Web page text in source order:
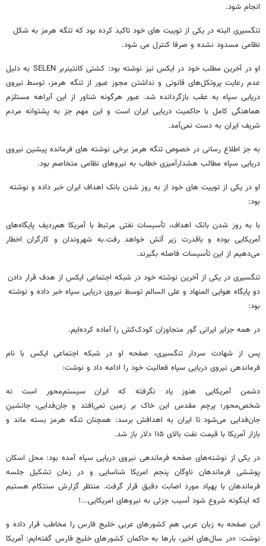
انجام شود.
تنگسیری البته در یکی از توییت های خود تاکید کرده بود که تنگه هرمز به شکل
نظامی مسدود نشده و صرفا کنترل می شود.
او در آخرین مطلب خود در ایکس نیز نوشته بود: کشتی کانتینربر SELEN به دلیل
عدم رعایت پروتکل‌های قانونی و نداشتن مجوز عبور از تنگه هرمز، توسط نیروی
دریایی سپاه به عقب بازگردانده شد. عبور هرگونه شناور از این آبراهه مستلزم
هماهنگی کامل با حاکمیت دریایی ایران است و این مهم جز به پشتوانه مردم
شریف ایران به دست نمی‌آمد.
به جز اطلاع رسانی در خصوص تنگه هرمز برخی نوشته های فرمانده پیشین نیروی
دریایی سپاه مطالب هشدارآمیزی خطاب به نیروهای نظامی متخاصم بود.
او در یکی از توییت های خود از به روز شدن بانک اهداف ایران خبر داده و نوشته
بود:
با به روز شدن بانک اهداف، تأسیسات نفتی مرتبط با آمریکا هم‌ردیف پایگاه‌های
آمریکایی بوده و باقدرت زیر آتش خواهد رفت.به شهروندان و کارگران اخطار
می‌دهیم از این تأسیسات فاصله بگیرند.
تنگسیری در یکی از آخرین نوشته خود در شبکه اجتماعی ایکس از هدف قرار دادن
دو پایگاه هوایی المنهاد و علی السالم توسط نیروی دریایی سپاه خبر داده و نوشته
بود:
در همه جزایر ایرانی ‎گور متجاوزان کودک‌کش را آماده کرده‌ایم.
پس از شهادت سردار تنگسیری، صفحه او در شبکه اجتماعی ایکس با نام
فرماندهی نیروی دریایی سپاه فعالیت خود را ادامه داد و نوشت:
دشمن آمریکایی‌ هنوز یاد نگرفته که ایران سیستم‌محور است نه
شخص‌محور؛ پرچم مقدس این خاک بر زمین نمی‌افتد و جان‌فدایی، جانشینِ
جان‌فدایی می‌شود تا ایران به اهدافش برسد: همچنان تنگه هرمز بسته ماند و
بازار آمریکا با قیمت نفت بالای ۱۱۵ دلار باز شد.
در یکی از نوشته‌های صفحه فرماندهی نیروی دریایی سپاه آمده بود: محل اسکان
پوششی فرماندهان ناوگان پنجم امریکا شناسایی و در زمان تشکیل جلسه
فرماندهان با پهپاد مورد اصابت دقیق قرار گرفت. منتظر گزارش سنتکام هستیم
که اینگونه شروع شود آسیب جزئی به نیروهای امریکایی...!
این صفحه به زبان عربی هم کشورهای عربی خلیج فارس را مخاطب قرار داده و
نوشت: «در سال‌های اخیر، بارها به حاکمان کشورهای خلیج فارس گفته‌ایم: آمریکا